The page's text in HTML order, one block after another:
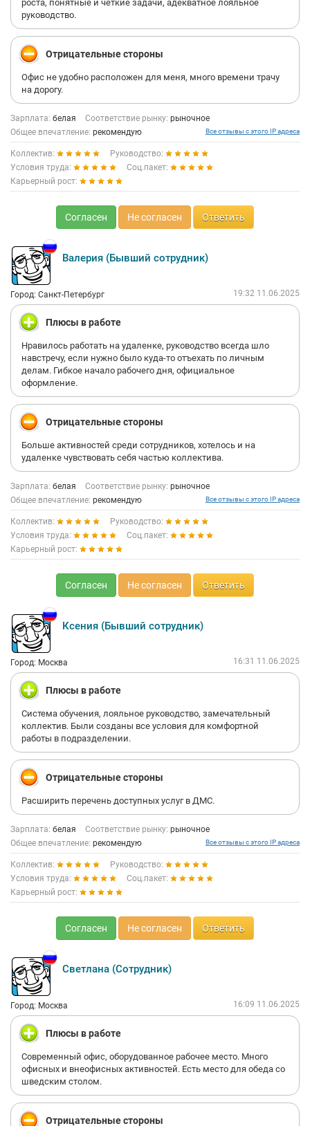
роста, понятные и четкие задачи, адекватное лояльное
руководство.
Отрицательные стороны
Офис не удобно расположен для меня, много времени трачу
на дорогу.
Зарплата: белая Соответствие рынку: рыночное
Общее впечатление: рекомендую Все отзывы с этого IP адреса
Коллектив:
Руководство:
Условия труда:
Соц.пакет:
Карьерный рост:
Согласен Не согласен Ответить
Валерия (Бывший сотрудник)
Город: Санкт-Петербург 19:32 11.06.2025
Плюсы в работе
Нравилось работать на удаленке, руководство всегда шло
навстречу, если нужно было куда-то отъехать по личным
делам. Гибкое начало рабочего дня, официальное
оформление.
Отрицательные стороны
Больше активностей среди сотрудников, хотелось и на
удаленке чувствовать себя частью коллектива.
Зарплата: белая Соответствие рынку: рыночное
Общее впечатление: рекомендую Все отзывы с этого IP адреса
Коллектив:
Руководство:
Условия труда:
Соц.пакет:
Карьерный рост:
Согласен Не согласен Ответить
Ксения (Бывший сотрудник)
Город: Москва 16:31 11.06.2025
Плюсы в работе
Система обучения, лояльное руководство, замечательный
коллектив. Были созданы все условия для комфортной
работы в подразделении.
Отрицательные стороны
Расширить перечень доступных услуг в ДМС.
Зарплата: белая Соответствие рынку: рыночное
Общее впечатление: рекомендую Все отзывы с этого IP адреса
Коллектив:
Руководство:
Условия труда:
Соц.пакет:
Карьерный рост:
Согласен Не согласен Ответить
Светлана (Сотрудник)
Город: Москва 16:09 11.06.2025
Плюсы в работе
Современный офис, оборудованное рабочее место. Много
офисных и внеофисных активностей. Есть место для обеда со
шведским столом.
Отрицательные стороны